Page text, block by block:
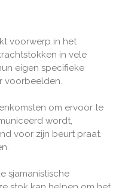
voorwerp in het
in vele
eigen specifieke
voorbeelden.
om ervoor te
wordt,
voor zijn beurt praat.
sjamanistische